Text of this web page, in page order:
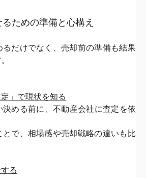
ための準備と心構え
るだけでなく、売却前の準備も結果
」で現状を知る
める前に、不動産会社に査定を依
で、 相場感や売却戦略の違いも比
る